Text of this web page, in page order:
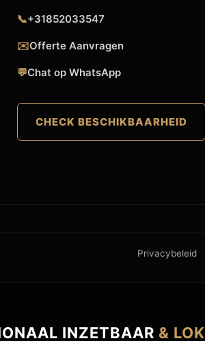
📞+31852033547
✉️Offerte Aanvragen
💬Chat op WhatsApp
CHECK BESCHIKBAARHEID
Privacybeleid
INZETBAAR &